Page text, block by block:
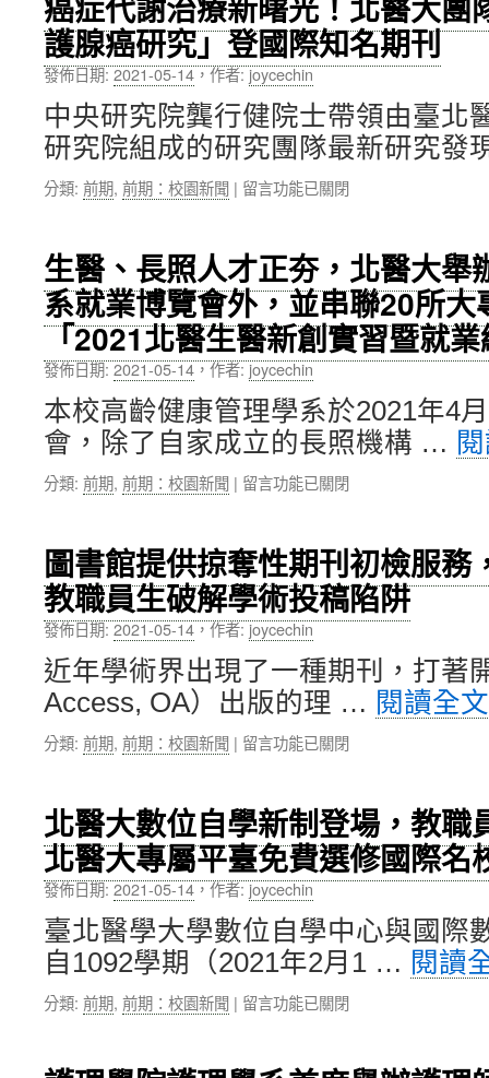
享：
天
然
藥
用
資
源
的
科
索〉
中
醫
學
人
文
研
究
所
韓
籍
教
授
曹
銀
愛
（Eunae
Cho）
學
術
分
享：
多
參
與
對
員
工
健
康
和
福
祉
響〉
中
護腺癌研究」登國際知名期刊
發佈日期:2021-05-14，作者: joycechin
中央研究院龔行健院士帶領由臺北
研究院組成的研究團隊最新研究
分類: 前期, 前期：校園新聞 | 在
代
謝
治
療
新
曙
光！
北
醫
大
團
隊
酸
調
控
攝
護
腺
癌
研
究」
登
知
名
期
刊〉
中
留言功能已關閉
生醫、長照人才正夯，北醫大舉
系就業博覽會外，並串聯20所
「2021北醫生醫新創實習暨就
發佈日期:2021-05-14，作者: joycechin
本校高齡健康管理學系於2021年4
會，除了自家成立的長照機構 …
分類: 前期, 前期：校園新聞 | 在
長
照
人
才
正
夯，
北
醫
大
舉
齡
健
康
管
理
學
系
就
博
外，
留言功能已關閉
圖書館提供掠奪性期刊初檢服務
教職員生破解學術投稿陷阱
發佈日期:2021-05-14，作者: joycechin
近年學術界出現了一種期刊，打著
Access, OA）出版的理 … 閱讀全
分類: 前期, 前期：校園新聞 | 在
館
提
供
掠
奪
性
期
刊
檢
並
留言功能已關閉
北醫大數位自學新制登場，教
北醫大專屬平臺免費選修國際名
發佈日期:2021-05-14，作者: joycechin
臺北醫學大學數位自學中心與國際
自1092學期（2021年2月1 … 閱讀
分類: 前期, 前期：校園新聞 | 在
大
留言功能已關閉